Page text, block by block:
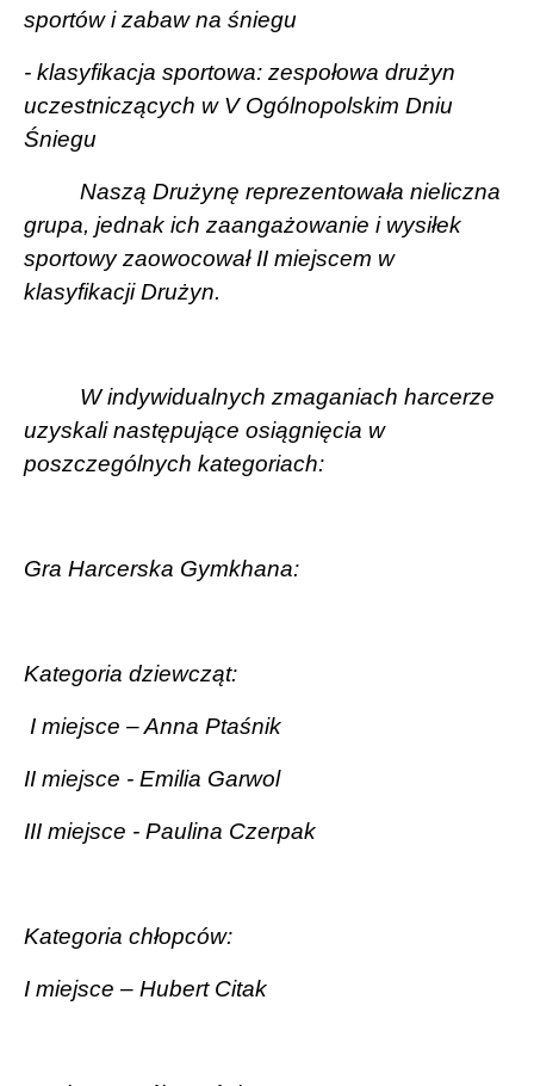
sportów i zabaw na śniegu
- klasyfikacja sportowa: zespołowa drużyn
uczestniczących w V Ogólnopolskim Dniu
Śniegu
Naszą Drużynę reprezentowała nieliczna
grupa, jednak ich zaangażowanie i wysiłek
sportowy zaowocował II miejscem w
klasyfikacji Drużyn.
W indywidualnych zmaganiach harcerze
uzyskali następujące osiągnięcia w
poszczególnych kategoriach:
Gra Harcerska Gymkhana:
Kategoria dziewcząt:
I miejsce – Anna Ptaśnik
II miejsce - Emilia Garwol
III miejsce - Paulina Czerpak
Kategoria chłopców:
I miejsce – Hubert Citak